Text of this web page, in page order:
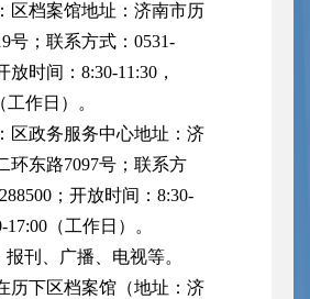
区档案馆地址：济南市历
号；联系方式：0531-
放时间：8:30-11:30，
工作日）。
区政务服务中心地址：济
环东路7097号；联系方
；开放时间：8:30-
17:00（工作日）。
报刊、广播、电视等。
历下区档案馆（地址：济